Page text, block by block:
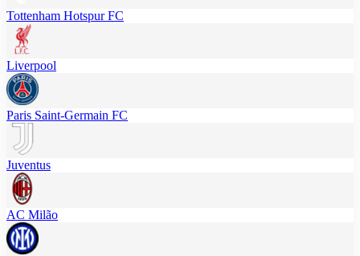
Tottenham Hotspur FC
Liverpool
Paris Saint-Germain FC
Juventus
AC Milão